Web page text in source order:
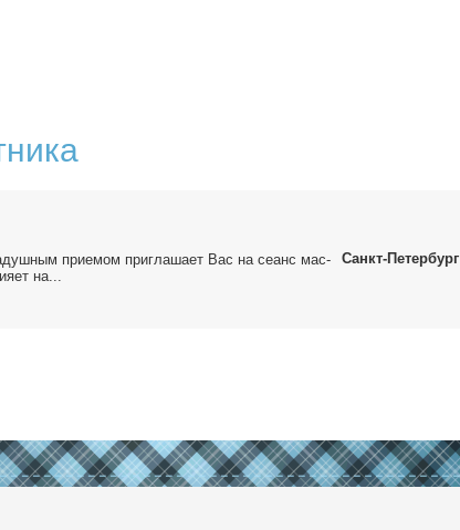
при­е­мом при­гла­ша­ет Вас на се­анс мас­
на...
Санкт-Петербург